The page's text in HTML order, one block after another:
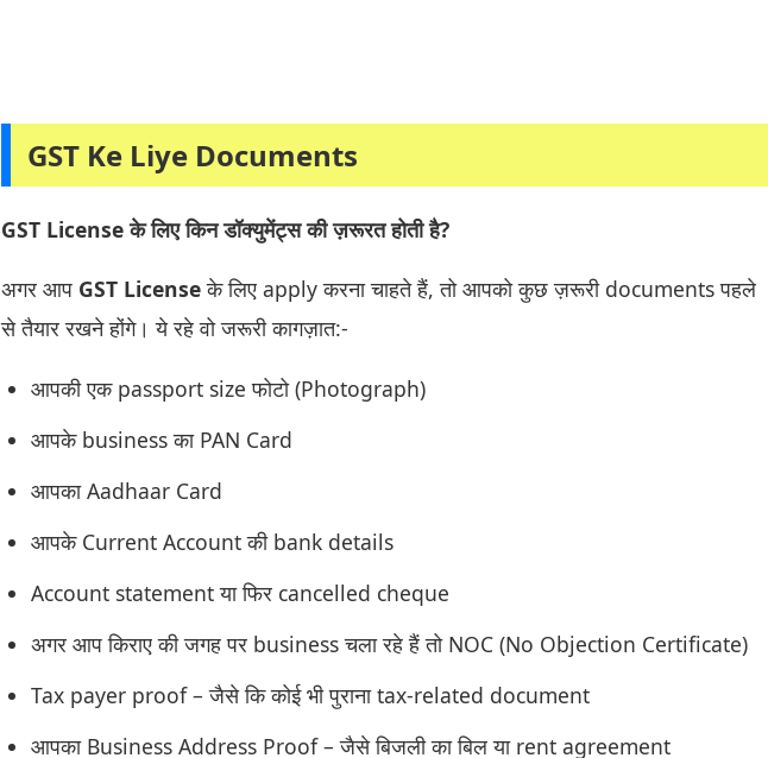
GST Ke Liye Documents
GST License के लिए किन डॉक्युमेंट्स की ज़रूरत होती है?
अगर आप GST Licenseके लिए apply करना चाहते हैं, तो आपको कुछ ज़रूरी documents पहले
से तैयार रखने होंगे। ये रहे वो जरूरी कागज़ात:-
आपकी एक passport size फोटो (Photograph)
आपके business का PAN Card
आपका Aadhaar Card
आपके Current Account की bank details
Account statement या फिर cancelled cheque
अगर आप किराए की जगह पर business चला रहे हैं तो NOC (No Objection Certificate)
Tax payer proof – जैसे कि कोई भी पुराना tax-related document
आपका Business Address Proof – जैसे बिजली का बिल या rent agreement